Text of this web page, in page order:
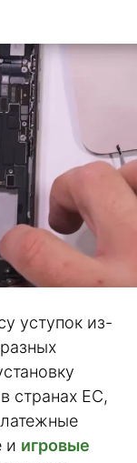
уступок из-
странах ЕС,
и игровые